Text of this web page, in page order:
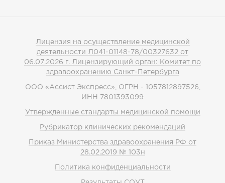
Лицензия на осуществление медицинской
деятельности Л041-01148-78/00327632 от
06.07.2026 г. Лицензирующий орган: Комитет по
здравоохранению Санкт-Петербурга
ООО «Ассист Экспресс», ОГРН - 1057812897526,
ИНН 7801393099
Утвержденные стандарты медицинской помощи
Рубрикатор клинических рекомендаций
Приказ Министерства здравоохранения РФ от
28.02.2019 № 103н
Политика конфиденциальности